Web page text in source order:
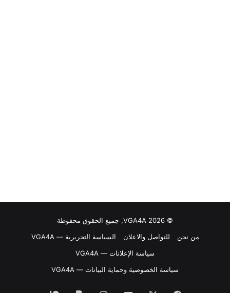
© VGA4A 2026, جميع الحقوق محفوظة
من نحن
للتواصل والاعلان
السياسة التحريرية — VGA4A
سياسة الإعلانات — VGA4A
سياسة الخصوصية وحماية البيانات — VGA4A